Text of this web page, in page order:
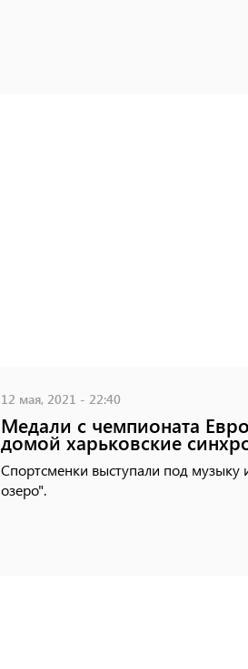
12 мая, 2021 - 22:40
Медали с чемпионата
домой харьковские
Спортсменки выступали под музыку
озеро".